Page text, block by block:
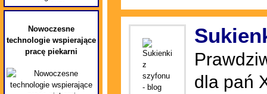
Nowoczesne
technologie wspierające
pracę piekarni
dla pań